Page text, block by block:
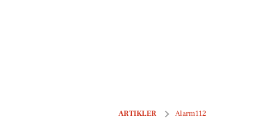
ARTIKLER Alarm112
Beredskab Fyn: Brand i bygning